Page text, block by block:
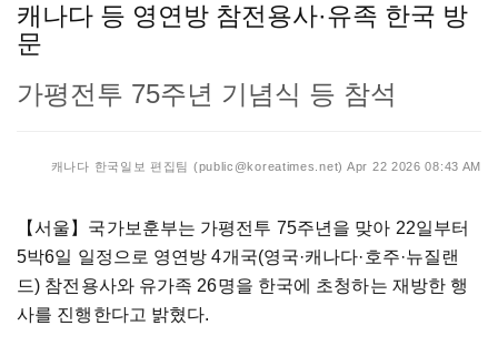
캐나다 등 영연방 참전용사·유족 한국 방
문
가평전투 75주년 기념식 등 참석
캐나다 한국일보 편집팀 (public@koreatimes.net) Apr 22 2026 08:43 AM
【서울】 국가보훈부는 가평전투 75주년을 맞아 22일부터
5박6일 일정으로 영연방 4개국(영국·캐나다·호주·뉴질랜
드) 참전용사와 유가족 26명을 한국에 초청하는 재방한 행
사를 진행한다고 밝혔다.